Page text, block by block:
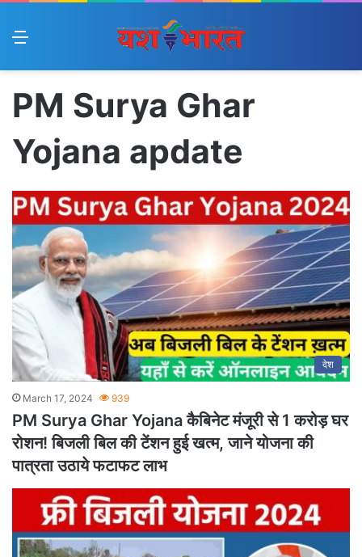
Menu
PM Surya Ghar
Yojana apdate
देश
March 17, 2024 939
PM Surya Ghar Yojana कैबिनेट मंजूरी से 1 करोड़ घर
रोशन! बिजली बिल की टेंशन हुई खत्म, जाने योजना की
पात्रता उठाये फटाफट लाभ